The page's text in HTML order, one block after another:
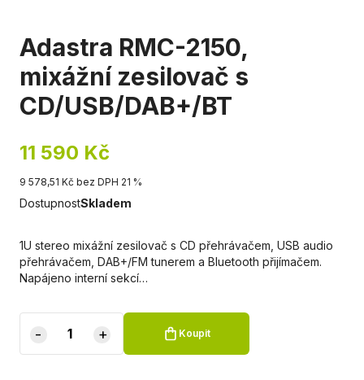
Adastra RMC-2150,
mixážní zesilovač s
CD/USB/DAB+/BT
11 590 Kč
9 578,51 Kč bez DPH 21 %
DostupnostSkladem
1U stereo mixážní zesilovač s CD přehrávačem, USB audio
přehrávačem, DAB+/FM tunerem a Bluetooth přijímačem.
Napájeno interní sekcí…
- + Koupit